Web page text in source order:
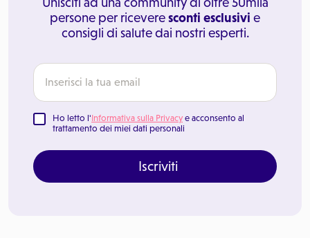
persone per riceveresconti esclusivi e
consigli di salute dai nostri esperti.
Ho letto l'Informativa sulla Privacy e acconsento al
trattamento dei miei dati personali
Iscriviti